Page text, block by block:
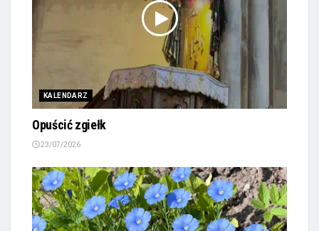
KALENDARZ
Opuścić zgiełk
23/07/2026